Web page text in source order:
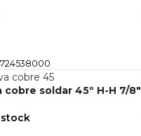
cobre soldar 45º H-H 7/8″
stock